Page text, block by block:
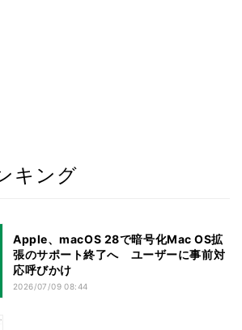
キング
Apple、macOS 28で暗号化Mac OS拡
張のサポート終了へ ユーザーに事前対
応呼びかけ
2026/07/09 08:44